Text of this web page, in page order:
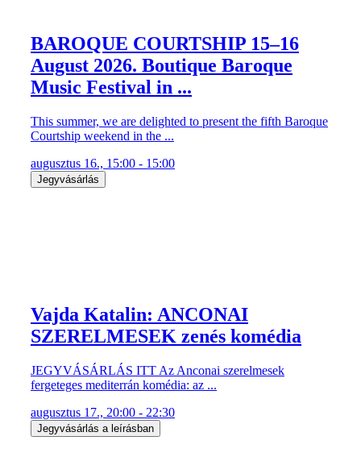
BAROQUE COURTSHIP 15–16
August 2026. Boutique Baroque
Music Festival in ...
This summer, we are delighted to present the fifth Baroque
Courtship weekend in the ...
augusztus 16., 15:00 - 15:00
Jegyvásárlás
Vajda Katalin: ANCONAI
SZERELMESEK zenés komédia
JEGYVÁSÁRLÁS ITT Az Anconai szerelmesek
fergeteges mediterrán komédia: az ...
augusztus 17., 20:00 - 22:30
Jegyvásárlás a leírásban